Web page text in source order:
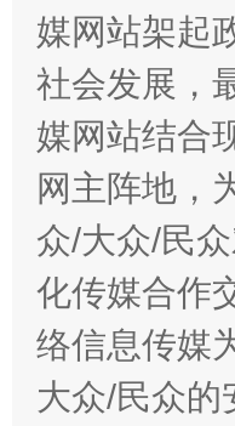
在谋一域中谋
媒网站架起
社会发展，
媒网站结合
网主阵地，
众/大众/民
化传媒合作
络信息传媒
大众/民众的